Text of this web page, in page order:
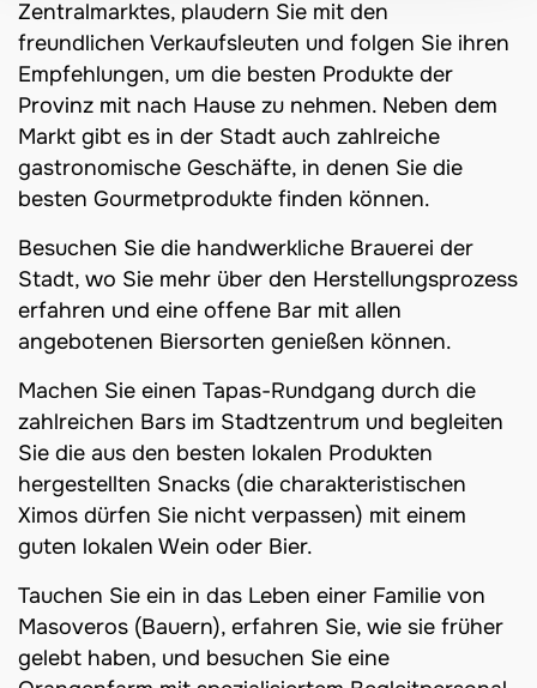
Zentralmarktes, plaudern Sie mit den
freundlichen Verkaufsleuten und folgen Sie ihren
Empfehlungen, um die besten Produkte der
Provinz mit nach Hause zu nehmen. Neben dem
Markt gibt es in der Stadt auch zahlreiche
gastronomische Geschäfte, in denen Sie die
besten Gourmetprodukte finden können.
Besuchen Sie die handwerkliche Brauerei der
Stadt, wo Sie mehr über den Herstellungsprozess
erfahren und eine offene Bar mit allen
angebotenen Biersorten genießen können.
Machen Sie einen Tapas-Rundgang durch die
zahlreichen Bars im Stadtzentrum und begleiten
Sie die aus den besten lokalen Produkten
hergestellten Snacks (die charakteristischen
Ximos dürfen Sie nicht verpassen) mit einem
guten lokalen Wein oder Bier.
Tauchen Sie ein in das Leben einer Familie von
Masoveros (Bauern), erfahren Sie, wie sie früher
gelebt haben, und besuchen Sie eine